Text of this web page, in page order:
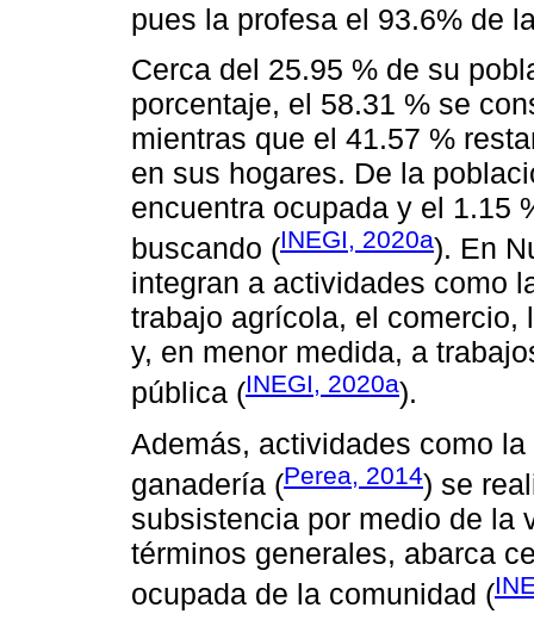
pues la profesa el 93.6% de
Cerca del 25.95 % de su
porcentaje, el 58.31 % se
mientras que el 41.57 %
en sus hogares. De la
encuentra ocupada y el 1.15
buscando (INEGI, 2020a). En
integran a actividades como
trabajo agrícola, el comercio,
y, en menor medida, a
pública (INEGI, 2020a).
Además, actividades como
ganadería (Perea, 2014) se
subsistencia por medio de la
términos generales, abarca
ocupada de la comunidad (